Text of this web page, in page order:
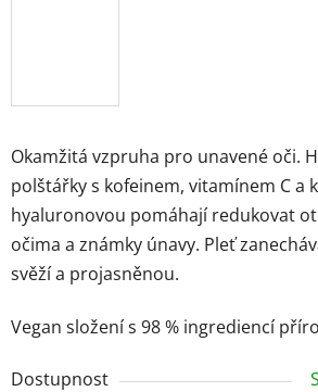
Okamžitá vzpruha pro unavené oči.
polštářky s kofeinem, vitamínem C a
hyaluronovou pomáhají redukovat
očima a známky únavy. Pleť
svěží a projasněnou.
Vegan složení s 98 % ingrediencí
Dostupnost